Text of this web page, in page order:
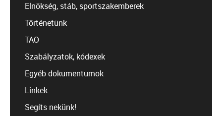
Elnökség, stáb, sportszakemberek
Történetünk
TAO
Szabályzatok, kódexek
Egyéb dokumentumok
Linkek
Segíts nekünk!